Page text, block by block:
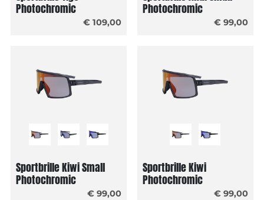
Photochromic
€ 109,00
Photochromic
€ 99,00
Sportbrille Kiwi Small
Photochromic
€ 99,00
Sportbrille Kiwi
Photochromic
€ 99,00